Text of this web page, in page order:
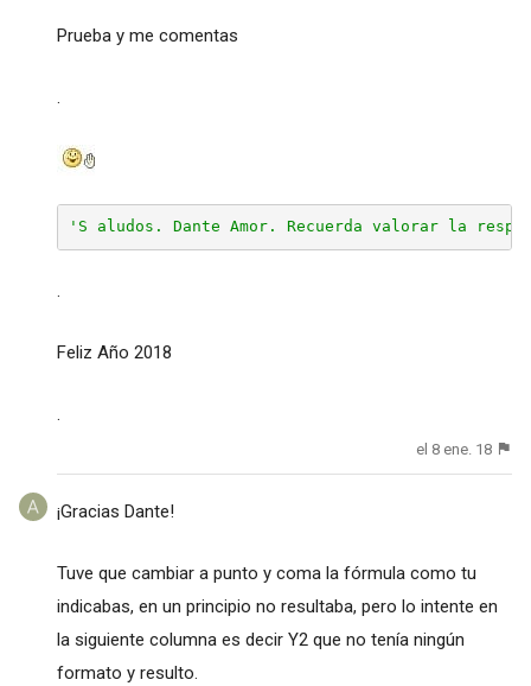
Prueba y me comentas
.
'S aludos. Dante Amor. Recuerda valorar la
.
Feliz Año 2018
.
el 8 ene. 18
¡Gracias Dante!
Tuve que cambiar a punto y coma la fórmula como tu
indicabas, en un principio no resultaba, pero lo intente en
la siguiente columna es decir Y2 que no tenía ningún
formato y resulto.